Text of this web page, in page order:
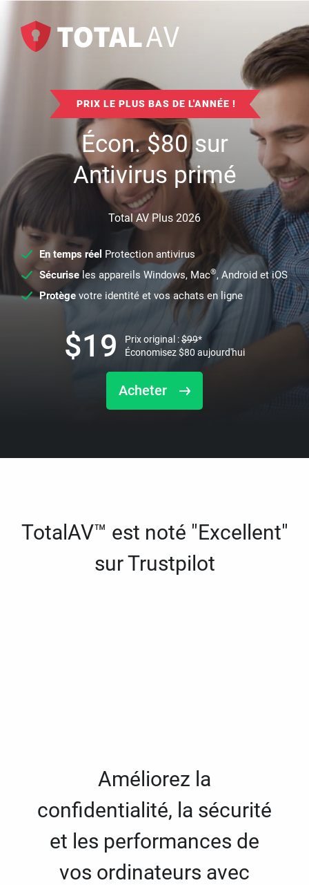
PRIX LE PLUS BAS DE L'ANNÉE !
Écon.$80sur
Antivirus primé
Total AV Plus 2026
En temps réel Protection antivirus
Sécuriseles appareils Windows, Mac®, Android et iOS
Protège votre identité et vos achats en ligne
Acheter
$19 Prix original :$99*
Économisez$80 aujourd'hui
TotalAV™ est noté "Excellent"
sur Trustpilot
Améliorez la
confidentialité, la sécurité
et les performances de
vos ordinateurs avec